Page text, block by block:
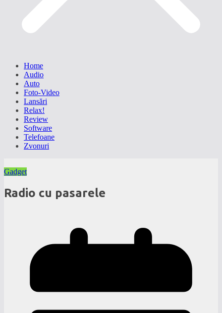
Home
Audio
Auto
Foto-Video
Lansări
Relax!
Review
Software
Telefoane
Zvonuri
Gadget
Radio cu pasarele